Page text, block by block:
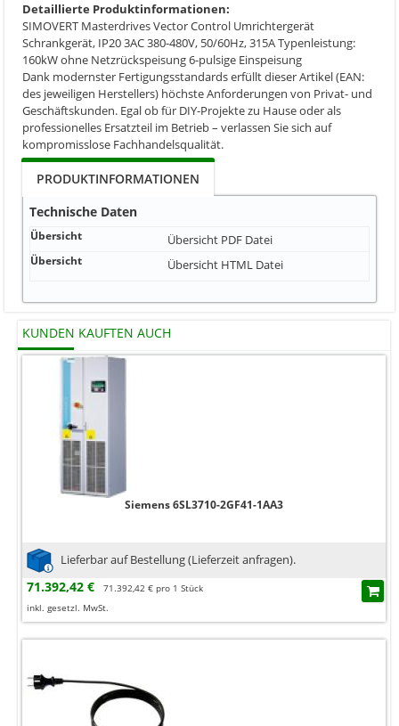
Detaillierte Produktinformationen:
SIMOVERT Masterdrives Vector Control Umrichtergerät
Schrankgerät, IP20 3AC 380-480V, 50/60Hz, 315A Typenleistung:
160kW ohne Netzrückspeisung 6-pulsige Einspeisung
Dank modernster Fertigungsstandards erfüllt dieser Artikel (EAN:
des jeweiligen Herstellers) höchste Anforderungen von Privat- und
Geschäftskunden. Egal ob für DIY-Projekte zu Hause oder als
professionelles Ersatzteil im Betrieb – verlassen Sie sich auf
kompromisslose Fachhandelsqualität.
PRODUKTINFORMATIONEN
Technische Daten
Übersicht Übersicht PDF Datei
Übersicht Übersicht HTML Datei
KUNDEN KAUFTEN AUCH
Siemens 6SL3710-2GF41-1AA3
Lieferbar auf Bestellung (Lieferzeit anfragen).
71.392,42 €
71.392,42 € pro 1 Stück
inkl. gesetzl. MwSt.